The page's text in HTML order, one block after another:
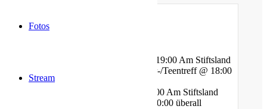
Fotos
Stream
Mittwoch - Bibelstunde @ 19:00 Am Stiftsland
Freitag - Gebet und Kinder-/Teentreff @ 18:00
Am Bauhof
Freitag - Jugendtreff @ 20:00 Am Stiftsland
Sonntag - Gottesdienst @ 10:00 überall